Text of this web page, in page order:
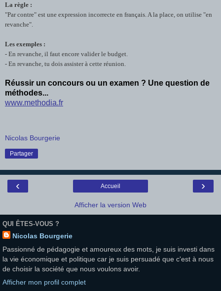
La règle :
"Par contre" est une expression incorrecte en français. A la place, on utilise "en
revanche".
Les exemples :
- En revanche, il faut encore valider le budget.
- En revanche, tu dois assister à cette réunion.
Réussir un concours ou un examen ? Une question de
méthodes...
www.methodia.fr
Nicolas Bourgerie
Partager
‹ ›
Accueil
Afficher la version Web
QUI ÊTES-VOUS ?
Nicolas Bourgerie
Passionné de pédagogie et amoureux des mots, je suis investi dans
la vie économique et politique car je suis persuadé que c'est à nous
de choisir la société que nous voulons avoir.
Afficher mon profil complet